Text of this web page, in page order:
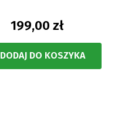
199,00 zł
DODAJ DO KOSZYKA